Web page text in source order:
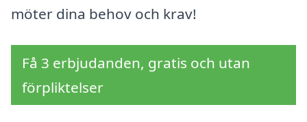
möter dina behov och krav!
Få 3 erbjudanden, gratis och utan
förpliktelser